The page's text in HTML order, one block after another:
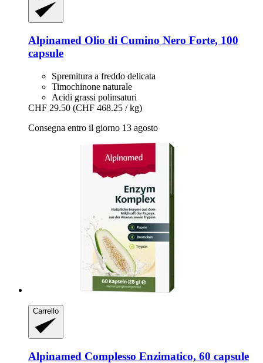
Alpinamed Olio di Cumino Nero Forte, 100
capsule
Spremitura a freddo delicata
Timochinone naturale
Acidi grassi polinsaturi
CHF 29.50 (CHF 468.25 / kg)
Consegna entro il giorno 13 agosto
Carrello
Alpinamed Complesso Enzimatico, 60 capsule